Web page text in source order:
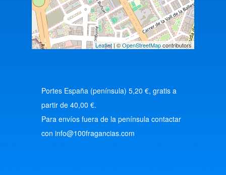
Leaflet | ©OpenStreetMapcontributors
Portes España (península) 5,20 €, gratis a
partir de 40,00 €.
Para envíos fuera de la península contactar
con info@100fragancias.com